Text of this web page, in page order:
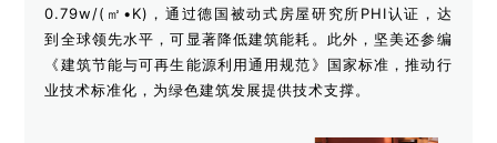
0.79w/(㎡•K)，通过德国被动式房屋研究所PHI认证，达
到全球领先水平，可显著降低建筑能耗。此外，坚美还参编
《建筑节能与可再生能源利用通用规范》国家标准，推动行
业技术标准化，为绿色建筑发展提供技术支撑。